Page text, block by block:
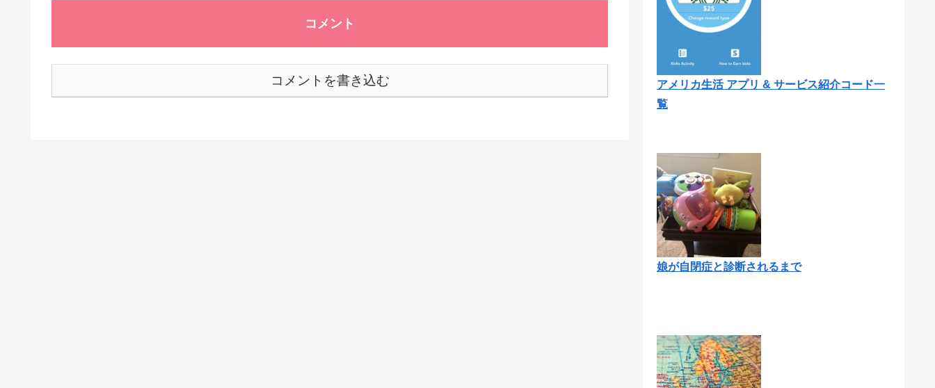
コメント
コメントを書き込む
アメリカ生活 アプリ & サービス紹介コード一
覧
娘が自閉症と診断されるまで